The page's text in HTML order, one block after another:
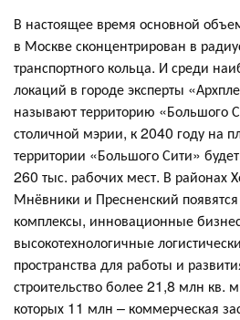
В настоящее время основной
в Москве сконцентрирован в
транспортного кольца. И среди
локаций в городе эксперты
называют территорию «Большого
столичной мэрии, к 2040 году на
территории «Большого Сити»
260 тыс. рабочих мест. В районах
Мнёвники и Пресненский
комплексы, инновационные
высокотехнологичные
пространства для работы и
строительство более 21,8 млн кв.
которых 11 млн – коммерческая